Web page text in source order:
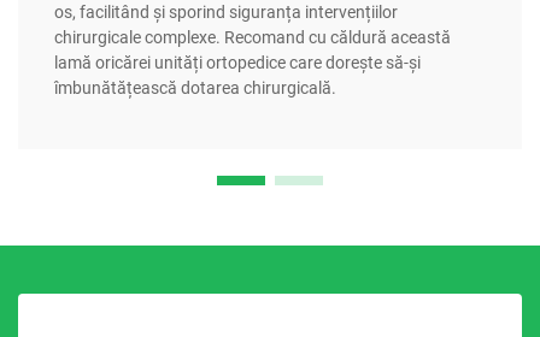
os, facilitând și sporind siguranța intervențiilor
chirurgicale complexe. Recomand cu căldură această
lamă oricărei unități ortopedice care dorește să-și
îmbunătățească dotarea chirurgicală.